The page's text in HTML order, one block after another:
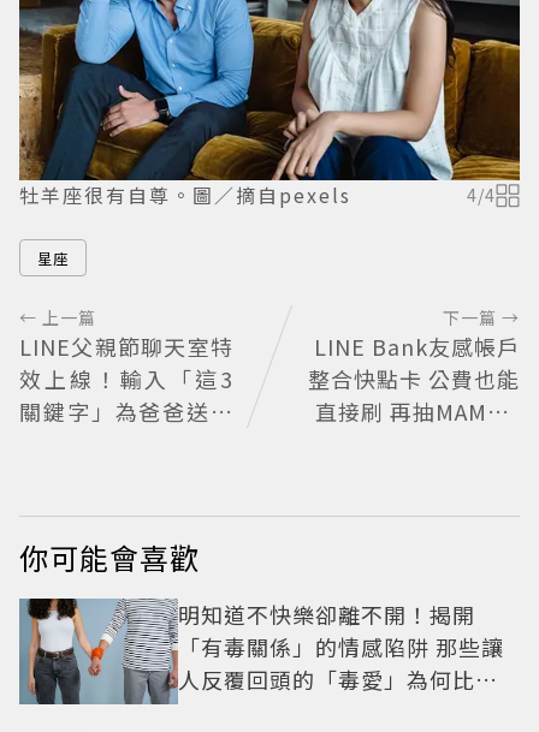
牡羊座很有自尊。圖／摘自pexels 4/4
星座
← 上一篇
LINE父親節聊天室特
效上線！輸入「這3
關鍵字」為爸爸送上
下一篇 →
LINE Bank友感帳戶
整合快點卡 公費也能
直接刷 再抽MAMA A
你可能會喜歡
明知道不快樂卻離不開！揭開
「有毒關係」的情感陷阱 那些讓
人反覆回頭的「毒愛」為何比菸